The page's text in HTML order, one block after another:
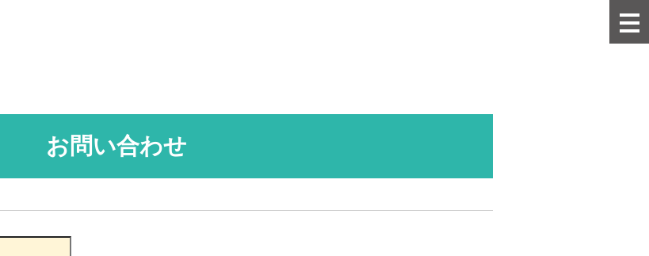
お問い合わせ